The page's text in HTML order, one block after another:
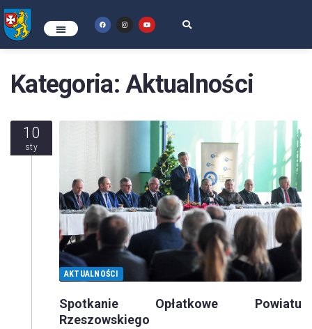
Kategoria:Aktualności
10
sty
AKTUALNOŚCI
Spotkanie Opłatkowe Powiatu
Rzeszowskiego